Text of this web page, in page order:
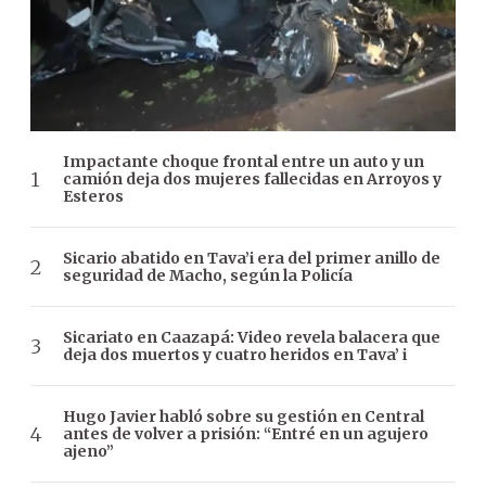
Impactante choque frontal entre un auto y un
camión deja dos mujeres fallecidas en Arroyos y
Esteros
Sicario abatido en Tava’i era del primer anillo de
seguridad de Macho, según la Policía
Sicariato en Caazapá: Video revela balacera que
deja dos muertos y cuatro heridos en Tava’ i
Hugo Javier habló sobre su gestión en Central
antes de volver a prisión: “Entré en un agujero
ajeno”